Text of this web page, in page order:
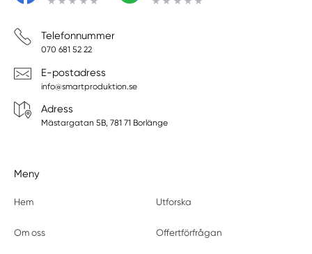
Telefonnummer
070 681 52 22
E-postadress
info@smartproduktion.se
Adress
Mästargatan 5B, 781 71 Borlänge
Meny
Hem Utforska
Om oss Offertförfrågan